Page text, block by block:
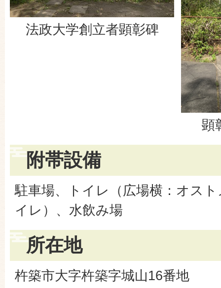
法政大学創立者顕彰碑
顕
附帯設備
駐車場、トイレ（広場横：オス
イレ）、水飲み場
所在地
杵築市大字杵築字城山16番地